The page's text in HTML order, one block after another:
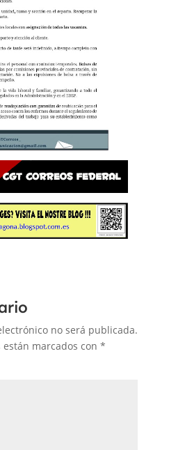
no será publicada.
marcados con *